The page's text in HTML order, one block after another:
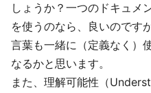
しょうか？一つのドキュメ
を使うのなら、良いのです
言葉も一緒に（定義なく）
なるかと思います。
また、理解可能性（